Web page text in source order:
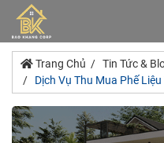
Trang Chủ Tin Tức &
Dịch Vụ Thu Mua Phế